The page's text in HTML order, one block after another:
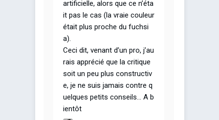
artificielle, alors que ce n’éta
it pas le cas (la vraie couleur
était plus proche du fuchsi
a).
Ceci dit, venant d’un pro, j’au
rais apprécié que la critique
soit un peu plus constructiv
e, je ne suis jamais contre q
uelques petits conseils… A b
ientôt